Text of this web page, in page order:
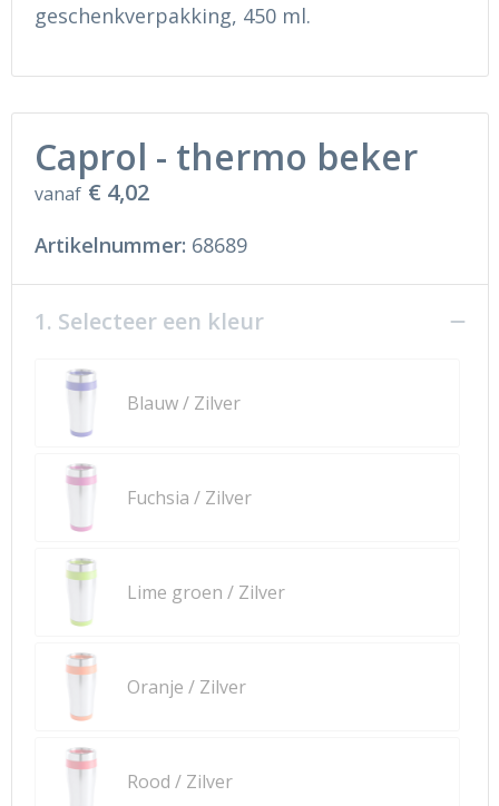
Ondergoed en Sokken
Gereedschap
Schoenen
Gehoorbescherming
Sokken en Nachtkleding
Schoenen
Gilets
geschenkverpakking, 450 ml.
Caprol - thermo beker
vanaf € 4,02
Artikelnummer: 68689
1. Selecteer een kleur
Blauw / Zilver
Fuchsia / Zilver
Lime groen / Zilver
Oranje / Zilver
Rood / Zilver